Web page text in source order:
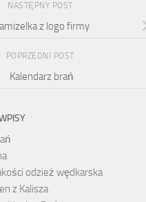
NASTĘPNY POST
z logo firmy
POPRZEDNI POST
Kalendarz brań
odzież wędkarska
z Kalisza